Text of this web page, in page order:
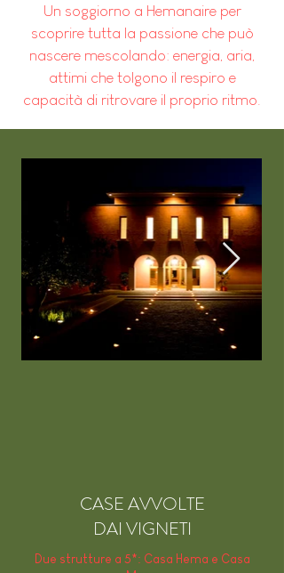
Un soggiorno a Hemanaire per
scoprire tutta la passione che può
nascere mescolando: energia, aria,
attimi che tolgono il respiro e
capacità di ritrovare il proprio ritmo.
CASE AVVOLTE
DAI VIGNETI
Due strutture a 5*: Casa Hema e Casa